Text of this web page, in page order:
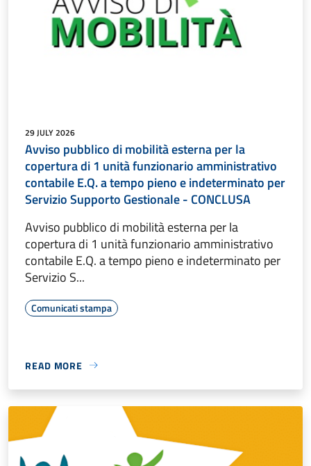
29 JULY 2026
Avviso pubblico di mobilità esterna per la
copertura di 1 unità funzionario amministrativo
contabile E.Q. a tempo pieno e indeterminato per
Servizio Supporto Gestionale - CONCLUSA
Avviso pubblico di mobilità esterna per la
copertura di 1 unità funzionario amministrativo
contabile E.Q. a tempo pieno e indeterminato per
Servizio S...
Comunicati stampa
READ MORE